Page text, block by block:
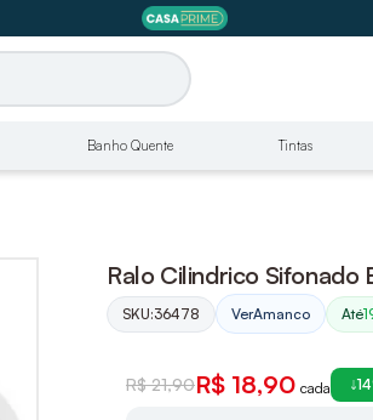
Banho Quente Tintas
Ralo Cilindrico Sifonado
SKU:36478 VerAmanco Até
R$ 21,90R$ 18,90 cada